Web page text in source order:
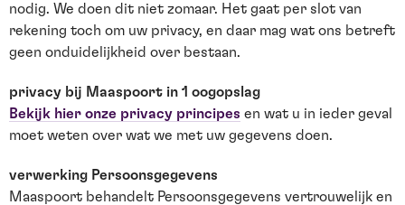
nodig. We doen dit niet zomaar. Het gaat per slot van
rekening toch om uw privacy, en daar mag wat ons betreft
geen onduidelijkheid over bestaan.
privacy bij Maaspoort in 1 oogopslag
Bekijk hier onze privacy principes en wat u in ieder geval
moet weten over wat we met uw gegevens doen.
verwerking Persoonsgegevens
Maaspoort behandelt Persoonsgegevens vertrouwelijk en